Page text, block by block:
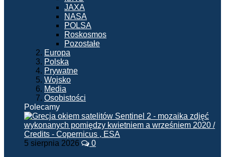
JAXA
NASA
POLSA
Roskosmos
Pozostałe
Europa
Polska
Prywatne
Wojsko
Media
Osobistości
Polecamy
5 sierpnia 2026 0